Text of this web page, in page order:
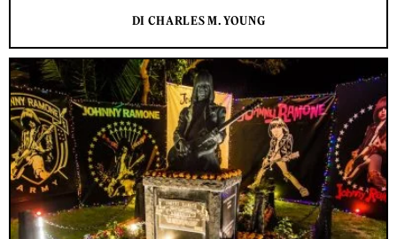
DI CHARLES M. YOUNG